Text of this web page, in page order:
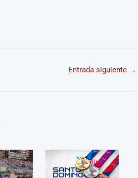
Entrada siguiente →